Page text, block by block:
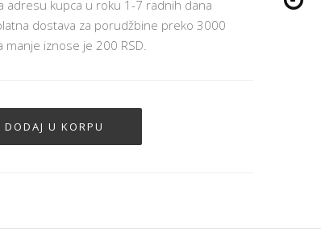
adresu kupca u roku 1-7 radnih dana
dostava za porudžbine preko 3000
manje iznose je 200 RSD.